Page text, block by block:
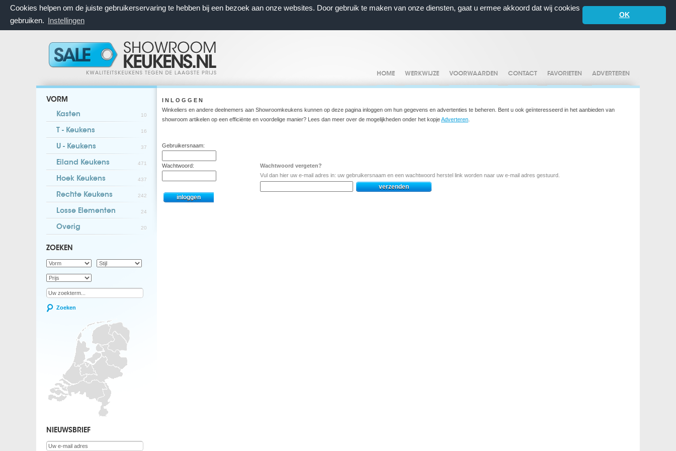
Cookies helpen om de juiste gebruikerservaring te hebben bij een bezoek aan onze websites. Door gebruik te maken van onze diensten, gaat u ermee akkoord dat wij cookies
gebruiken. Instellingen
OK
HOME WERKWIJZE VOORWAARDEN CONTACT FAVORIETEN ADVERTEREN
VORM
Kasten 10
T - Keukens 16
U - Keukens 37
Eiland Keukens 471
Hoek Keukens 437
Rechte Keukens 242
Losse Elementen 24
Overig 20
ZOEKEN
Zoeken
NIEUWSBRIEF
I N L O G G E N
Winkeliers en andere deelnemers aan Showroomkeukens kunnen op deze pagina inloggen om hun gegevens en advertenties te beheren. Bent u ook geïnteresseerd in het aanbieden van
showroom artikelen op een efficiënte en voordelige manier? Lees dan meer over de mogelijkheden onder het kopjeAdverteren
Gebruikersnaam:
Wachtwoord:
Wachtwoord vergeten?
Vul dan hier uw e-mail adres in: uw gebruikersnaam en een wachtwoord herstel link worden naar uw e-mail adres gestuurd.